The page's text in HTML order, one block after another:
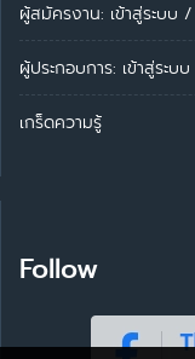
ผู้สมัครงาน: เข้าสู่ระบบ /
ผู้ประกอบการ: เข้าสู่ระบบ
เกร็ดความรู้
Follow